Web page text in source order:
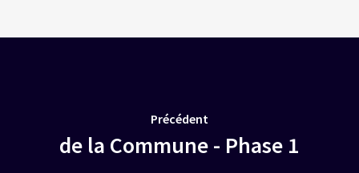
Précédent
de la Commune - Phase 1